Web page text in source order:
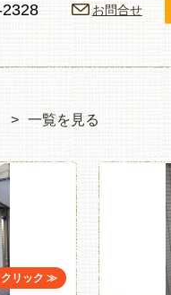
お問合せ
一覧を見る